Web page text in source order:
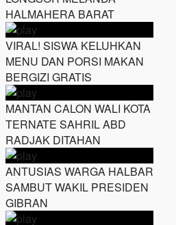
HALMAHERA BARAT
VIRAL! SISWA KELUHKAN
MENU DAN PORSI MAKAN
BERGIZI GRATIS
MANTAN CALON WALI KOTA
TERNATE SAHRIL ABD
RADJAK DITAHAN
ANTUSIAS WARGA HALBAR
SAMBUT WAKIL PRESIDEN
GIBRAN